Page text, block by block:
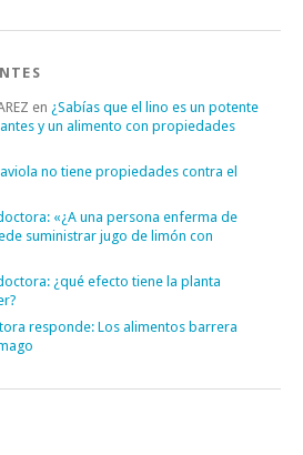
en ¿Sabías que el lino es un potente
y un alimento con propiedades
no tiene propiedades contra el
«¿A una persona enferma de
suministrar jugo de limón con
¿qué efecto tiene la planta
responde: Los alimentos barrera